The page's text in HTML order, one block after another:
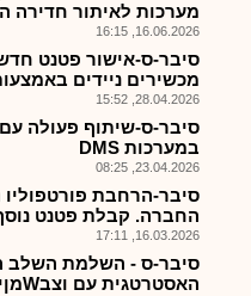
מערכות לאיתור חדירה
16.06.2026, 16:15
סיבר-ס-אישור פטנט חדש
מכשירים ניידים
28.04.2026, 15:52
סיבר-ס-שיתוף פעולה עם
במערכות DMS
23.04.2026, 08:25
סיבר-הרחבת
החברה. קבלת פטנט
16.03.2026, 17:11
סיבר-ס - השלמת השלב
האסטרטגית עם וצבWמןיףיV